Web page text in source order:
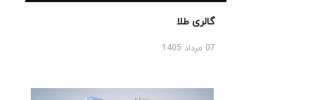
گالری طلا
07 مرداد 1405